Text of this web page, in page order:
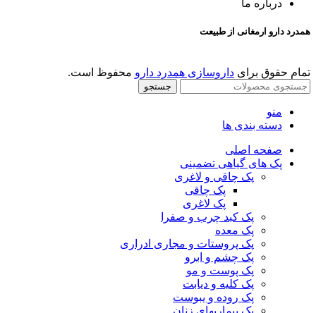
درباره ما
همدرد دارو ارمغانی از طبیعت
تمام حقوق برای داروسازی همدرد دارو محفوظ است.
جستجو
منو
دسته بندی ها
صفحه اصلی
پک های گیاهی تضمینی
پک چاقی و لاغری
پک چاقی
پک لاغری
پک کبد چرب و صفرا
پک معده
پک پروستات و مجاری ادراری
پک چشم و ابرو
پک پوست و مو
پک کلیه و دیابت
پک روده و یبوست
پک بیماریهای زنان